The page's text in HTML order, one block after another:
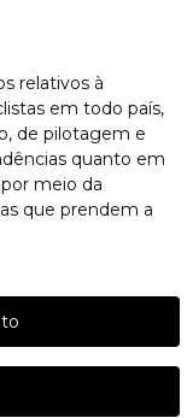
relativos à
em todo país,
de pilotagem e
quanto em
meio da
que prendem a